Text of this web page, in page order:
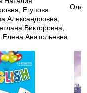
, Егупова
Александровна,
Викторовна,
Елена Анатольевна